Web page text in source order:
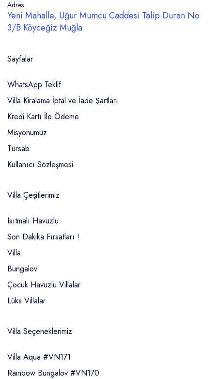
Adres
Yeni Mahalle, Uğur Mumcu Caddesi Talip Duran No
3/B Köyceğiz Muğla
Sayfalar
WhatsApp Teklif
Villa Kiralama İptal ve İade Şartları
Kredi Kartı İle Ödeme
Misyonumuz
Türsab
Kullanıcı Sözleşmesi
Villa Çeşitlerimiz
Isıtmalı Havuzlu
Son Dakika Fırsatları !
Villa
Bungalov
Çocuk Havuzlu Villalar
Lüks Villalar
Villa Seçeneklerimiz
Villa Aqua #VN171
Rainbow Bungalov #VN170